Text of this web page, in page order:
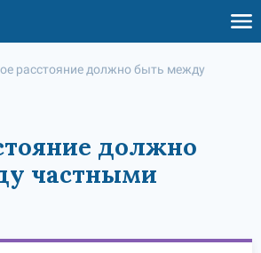
расстояние должно быть между
должно
частными